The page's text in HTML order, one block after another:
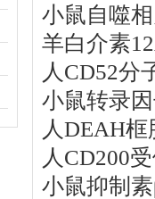
小鼠自噬
羊白介素
人CD52分
小鼠转录
人DEAH
人CD200
小鼠抑制